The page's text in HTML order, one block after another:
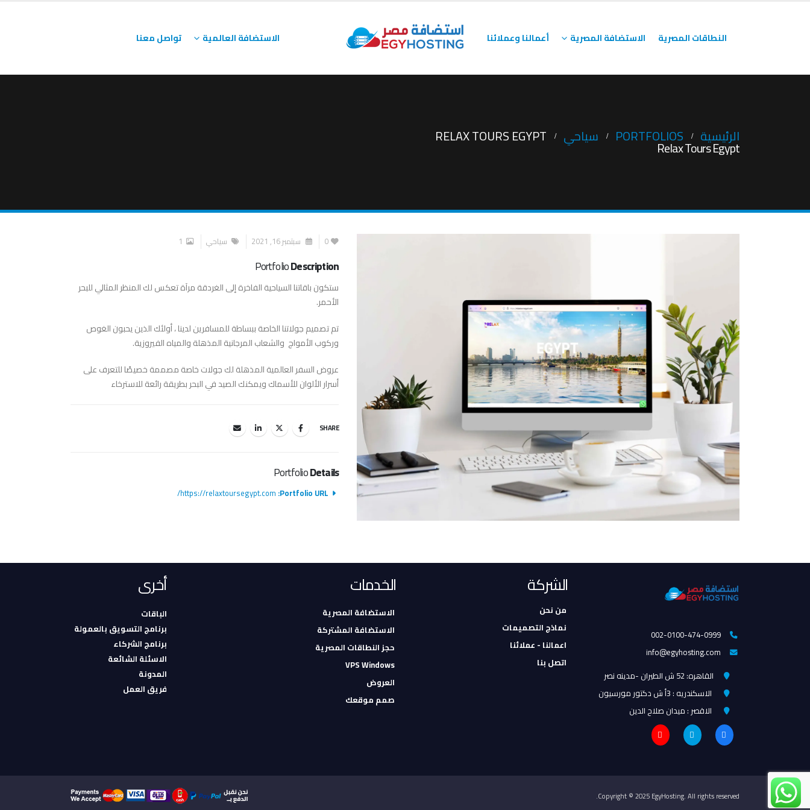
النطاقات المصرية الاستضافة المصرية أعمالنا وعملائنا الاستضافة العالمية تواصل معنا
الرئيسية PORTFOLIOS سياحي RELAX TOURS EGYPT
Relax Tours Egypt
0 سبتمبر 16, 2021 سياحي
PortfolioDescription
ستكون باقاتنا السياحية الفاخرة إلى الغردقة مرآة تعكس لك المنظر المثالي للبحر
الأحمر.
تم تصميم جولاتنا الخاصة ببساطة للمسافرين لدينا ، أولئك الذين يحبون الغوص
وركوب الأمواج والشعاب المرجانية المذهلة والمياه الفيروزية.
عروض السفر العالمية المذهلة لك جولات خاصة مصممة خصيصًا للتعرف على
أسرار الألوان للأسماك ويمكنك الصيد في البحر بطريقة رائعة للاسترخاء
SHARE
PortfolioDetails
Portfolio URL:
https://relaxtoursegypt.com/
002-0100-474-0999
info@egyhosting.com
القاهره: 52 ش الطيران -مدينه نصر
الاسكندريه : 3أ ش دكتور مورسيون
الاقصر : ميدان صلاح الدين
الشركة
من نحن
نماذج التصميمات
اعمالنا - عملائنا
اتصل بنا
الخدمات
الاستضافة المصرية
الاستضافة المشتركة
حجز النطاقات المصرية
VPS Windows
العروض
صمم موقعك
أخرى
الباقات
برنامج التسويق بالعمولة
برنامج الشركاء
الاسئلة الشائعة
المدونة
فريق العمل
Copyright © 2025 EgyHosting. All rights reserved.